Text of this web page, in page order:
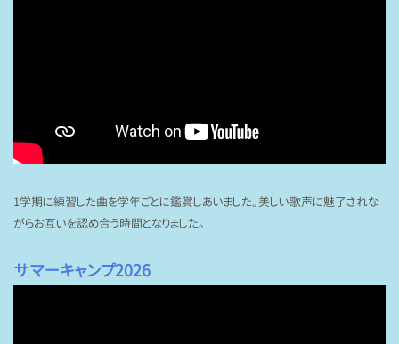
1学期に練習した曲を学年ごとに鑑賞しあいました。美しい歌声に魅了されな
がらお互いを認め合う時間となりました。
サマーキャンプ2026